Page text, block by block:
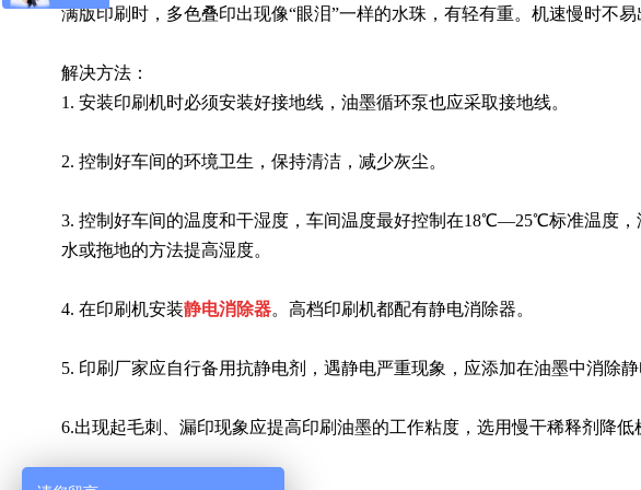
满版印刷时，多色叠印出现像“眼泪”一样的水珠，有轻有重。机速慢时不易
解决方法：
1. 安装印刷机时必须安装好接地线，油墨循环泵也应采取接地线。
2. 控制好车间的环境卫生，保持清洁，减少灰尘。
3. 控制好车间的温度和干湿度，车间温度最好控制在18℃—25℃标准温度
水或拖地的方法提高湿度。
4. 在印刷机安装静电消除器。高档印刷机都配有静电消除器。
5. 印刷厂家应自行备用抗静电剂，遇静电严重现象，应添加在油墨中消除静
6.出现起毛刺、漏印现象应提高印刷油墨的工作粘度，选用慢干稀释剂降低